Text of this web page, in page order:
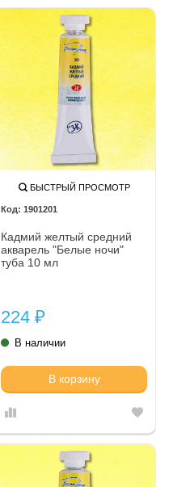
БЫСТРЫЙ ПРОСМОТР
1901201
Кадмий желтый средний
акварель "Белые ночи"
туба 10 мл
224 ₽
В наличии
В корзину